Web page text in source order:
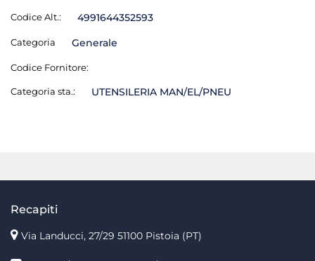
Codice Alt.: 4991644352593
Categoria Generale
Codice Fornitore:
Categoria sta.: UTENSILERIA MAN/EL/PNEU
Recapiti
Via Landucci, 27/29 51100 Pistoia (PT)